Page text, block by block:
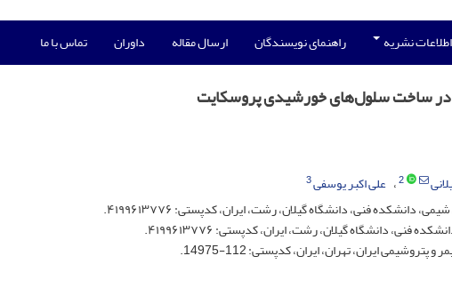
اطلاعات نشریه راهنمای نویسندگان ارسال مقاله داوران تماس با ما
ساخت سلول‌های خورشیدی پروسکایت
2 علی اکبر یوسفی3
فنی، دانشگاه گیلان، رشت، ایران، کد‌پستی: ۴۱۹۹۶۱۳۷۷۶.
فنی، دانشگاه گیلان، رشت، ایران، کد‌پستی: ۴۱۹۹۶۱۳۷۷۶.
ایران، تهران، ایران، کد‌پستی: 112-14975.